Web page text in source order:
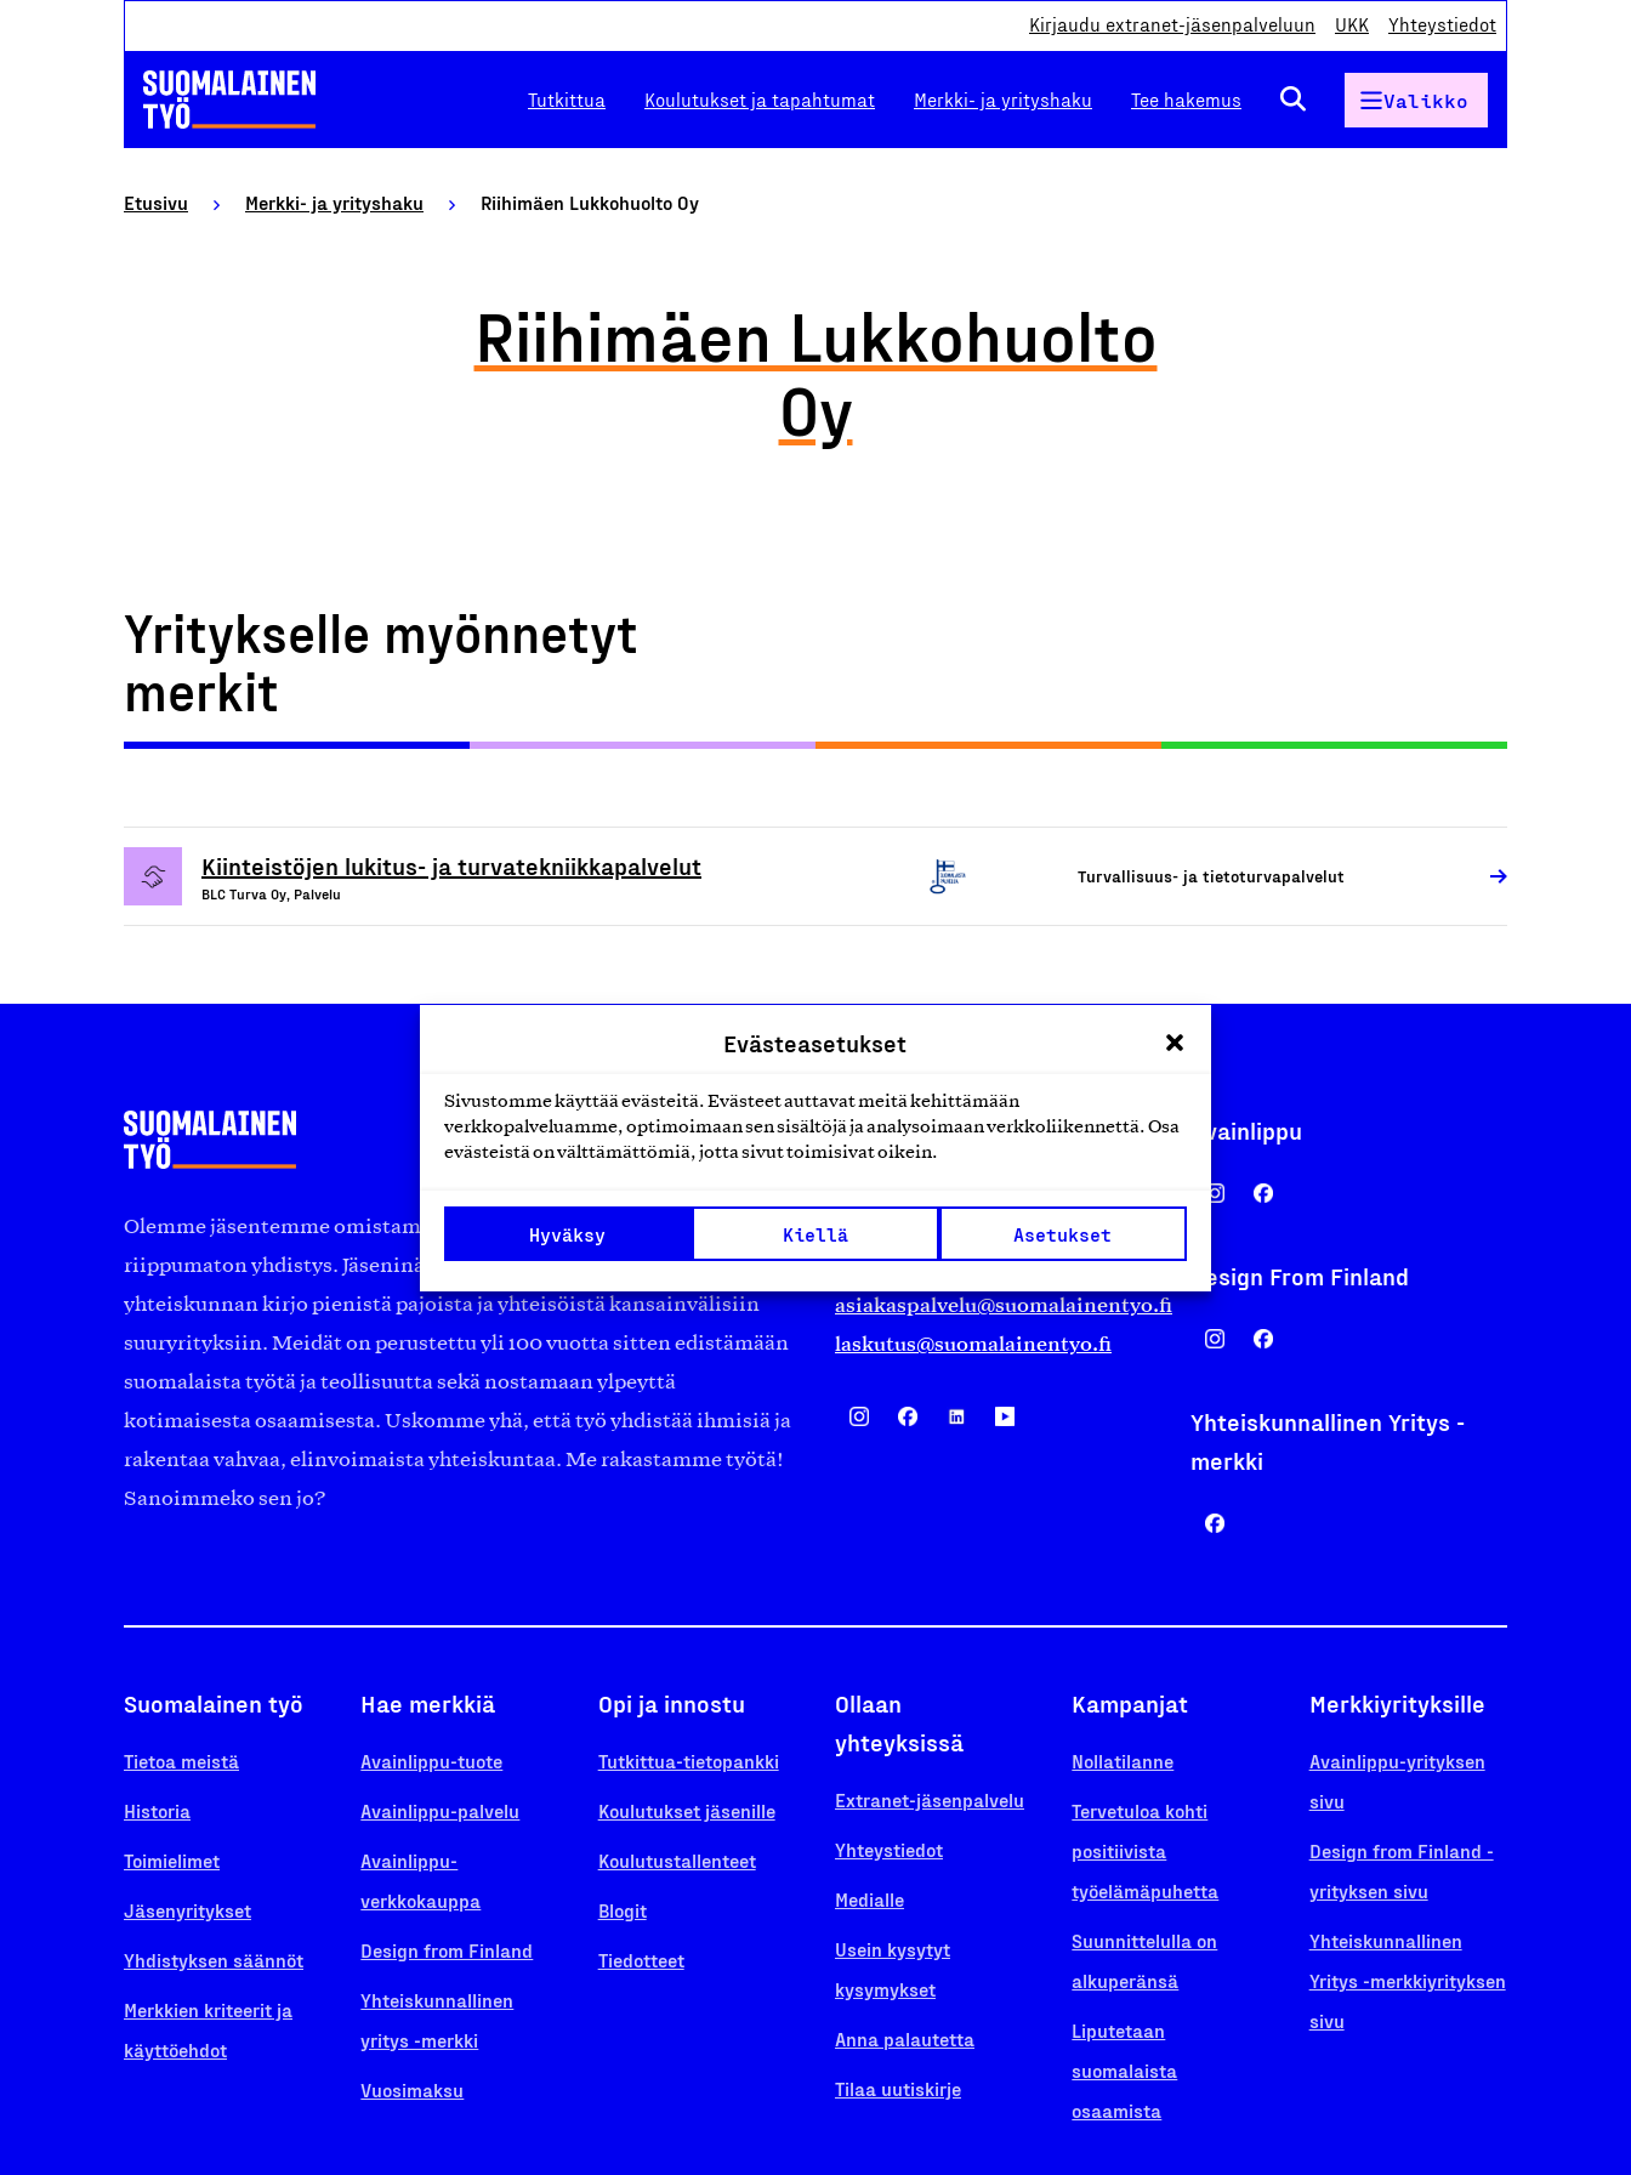
Evästeasetukset
Sivustomme käyttää evästeitä. Evästeet auttavat meitä kehittämään
verkkopalveluamme, optimoimaan sen sisältöjä ja analysoimaan verkkoliikennettä. Osa
evästeistä on välttämättömiä, jotta sivut toimisivat oikein.
Hyväksy Kiellä Asetukset
Kirjaudu extranet-jäsenpalveluun UKK Yhteystiedot
Tutkittua Koulutukset ja tapahtumat Merkki- ja yrityshaku Tee hakemus Valikko
Etusivu Merkki- ja yrityshaku Riihimäen Lukkohuolto Oy
Riihimäen Lukkohuolto
Oy
Yritykselle myönnetyt
merkit
Kiinteistöjen lukitus- ja turvatekniikkapalvelut
BLC Turva Oy, Palvelu
Turvallisuus- ja tietoturvapalvelut
Olemme jäsentemme omistama puolueeton, työmarkkinajärjestöistä
riippumaton yhdistys. Jäseninämme on koko suomalaisen
yhteiskunnan kirjo pienistä pajoista ja yhteisöistä kansainvälisiin
suuryrityksiin. Meidät on perustettu yli 100 vuotta sitten edistämään
suomalaista työtä ja teollisuutta sekä nostamaan ylpeyttä
kotimaisesta osaamisesta. Uskomme yhä, että työ yhdistää ihmisiä ja
rakentaa vahvaa, elinvoimaista yhteiskuntaa. Me rakastamme työtä!
Sanoimmeko sen jo?
Suomalainen työ ry
00130 Helsinki
Finland
asiakaspalvelu@suomalainentyo.fi
laskutus@suomalainentyo.fi
Avainlippu
Design From Finland
Yhteiskunnallinen Yritys -
merkki
Suomalainen työ
Tietoa meistä
Historia
Toimielimet
Jäsenyritykset
Yhdistyksen säännöt
Merkkien kriteerit ja
käyttöehdot
Hae merkkiä
Avainlippu-tuote
Avainlippu-palvelu
Avainlippu-
verkkokauppa
Design from Finland
Yhteiskunnallinen
yritys -merkki
Vuosimaksu
Opi ja innostu
Tutkittua-tietopankki
Koulutukset jäsenille
Koulutustallenteet
Blogit
Tiedotteet
Ollaan
yhteyksissä
Extranet-jäsenpalvelu
Yhteystiedot
Medialle
Usein kysytyt
kysymykset
Anna palautetta
Tilaa uutiskirje
Kampanjat
Nollatilanne
Tervetuloa kohti
positiivista
työelämäpuhetta
Suunnittelulla on
alkuperänsä
Liputetaan
suomalaista
osaamista
Merkkiyrityksille
Avainlippu-yrityksen
sivu
Design from Finland -
yrityksen sivu
Yhteiskunnallinen
Yritys -merkkiyrityksen
sivu